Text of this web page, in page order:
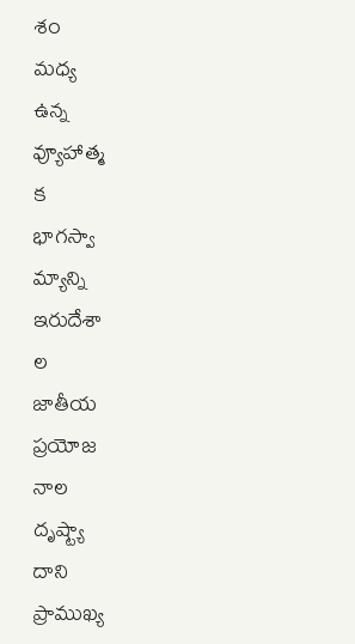
శం
మధ్య
ఉన్న
వ్యూహాత్మ
క
భాగస్వా
మ్యాన్ని
ఇరుదేశా
ల
జాతీయ
ప్రయోజ
నాల
దృష్ట్యా
దాని
ప్రాముఖ్య